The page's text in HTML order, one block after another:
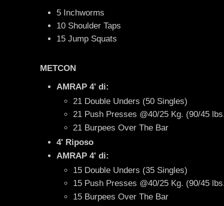
5 Inchworms
10 Shoulder Taps
15 Jump Squats
METCON
AMRAP 4' di:
21 Double Unders (50 Singles)
21 Push Presses @40/25 Kg. (90/45
21 Burpees Over The Bar
4' Riposo
AMRAP 4' di:
15 Double Unders (35 Singles)
15 Push Presses @40/25 Kg. (90/45
15 Burpees Over The Bar